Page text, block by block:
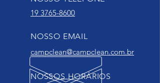
19 3765-8600
NOSSO EMAIL
campclean@campclean.com.br
NOSSOS HORÁRIOS